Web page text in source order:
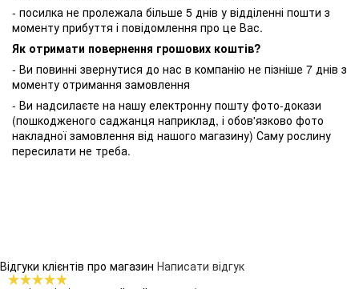
- посилка не пролежала більше 5 днів у відділенні пошти з
моменту прибуття і повідомлення про це Вас.
Як отримати повернення грошових коштів?
- Ви повинні звернутися до нас в компанію не пізніше 7 днів з
моменту отримання замовлення
- Ви надсилаєте на нашу електронну пошту фото-докази
(пошкодженого саджанця наприклад, і обов'язково фото
накладної замовлення від нашого магазину) Саму рослину
пересилати не треба.
Відгуки клієнтів про магазин Написати відгук